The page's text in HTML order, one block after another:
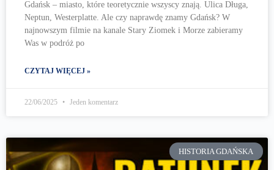
Gdańsk – miasto, które teoretycznie wszyscy znają. Ulica Długa,
Neptun, Westerplatte. Ale czy naprawdę znamy Gdańsk? W
najnowszym filmie na kanale Stary Ziomek i Morze zabieramy
Was w podróż po
CZYTAJ WIĘCEJ »
22/06/2025 Jeden komentarz
HISTORIA GDAŃSKA